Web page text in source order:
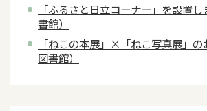
「ふるさと日立コーナー」を設置
書館）
「ねこの本展」×「ねこ写真展」
図書館）